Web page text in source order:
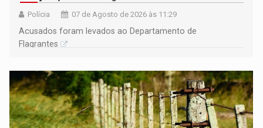
Polícia 07 de Agosto de 2026 às 11:29
Acusados foram levados ao Departamento de
Flagrantes